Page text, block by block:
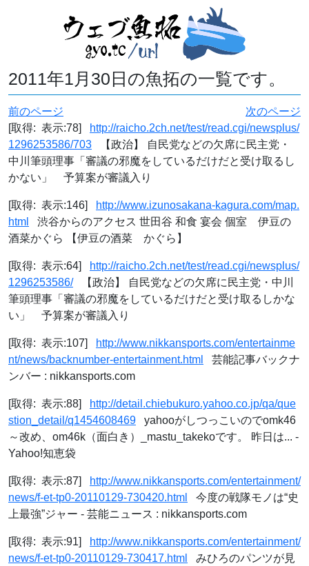
2011年1月30日の魚拓の一覧です。
前のページ
次のページ
[取得: 表示:78]
http://raicho.2ch.net/test/read.cgi/newsplus/
1296253586/703 【政治】 自民党などの欠席に民主党・
中川筆頭理事「審議の邪魔をしているだけだと受け取るし
かない」 予算案が審議入り
[取得: 表示:146]
http://www.izunosakana-kagura.com/map.
html
渋谷からのアクセス 世田谷 和食 宴会 個室 伊豆の
酒菜かぐら 【伊豆の酒菜 かぐら】
[取得: 表示:64]
http://raicho.2ch.net/test/read.cgi/newsplus/
1296253586/【政治】 自民党などの欠席に民主党・中川
筆頭理事「審議の邪魔をしているだけだと受け取るしかな
い」 予算案が審議入り
[取得: 表示:107]
http://www.nikkansports.com/entertainme
nt/news/backnumber-entertainment.html
芸能記事バックナ
ンバー : nikkansports.com
[取得: 表示:88]
http://detail.chiebukuro.yahoo.co.jp/qa/que
stion_detail/q1454608469 yahooがしつっこいのでomk46
～改め、om46k（面白き）_mastu_takekoです。 昨日は... -
Yahoo!知恵袋
[取得: 表示:87]
http://www.nikkansports.com/entertainment/
news/f-et-tp0-20110129-730420.html
今度の戦隊モノは“史
上最強”ジャー - 芸能ニュース : nikkansports.com
[取得: 表示:91]
http://www.nikkansports.com/entertainment/
news/f-et-tp0-20110129-730417.html
みひろのパンツが見